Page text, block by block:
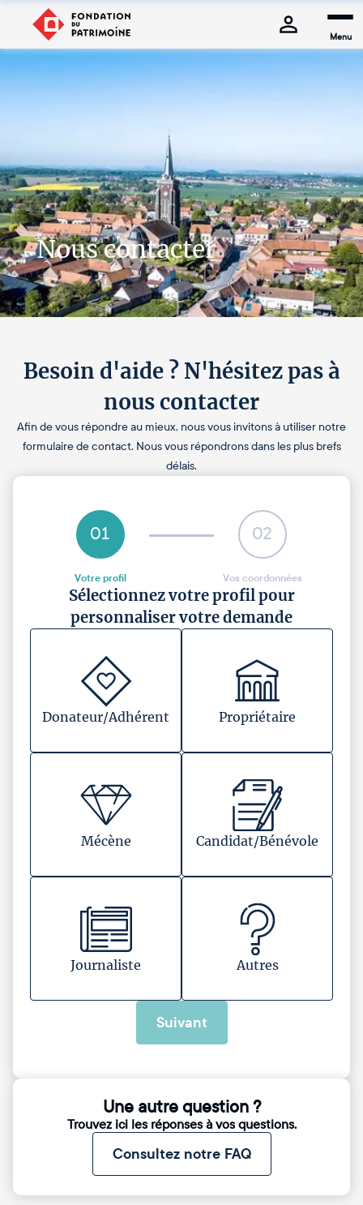
Menu
Nous contacter
Besoin d'aide ? N'hésitez pas à
nous contacter
Afin de vous répondre au mieux, nous vous invitons à utiliser notre
formulaire de contact. Nous vous répondrons dans les plus brefs
délais.
01
Votre profil
02
Vos coordonnées
Sélectionnez votre profil pour
personnaliser votre demande
Donateur/Adhérent Propriétaire
Mécène Candidat/Bénévole
Journaliste Autres
Suivant
Une autre question ?
Trouvez ici les réponses à vos questions.
Consultez notre FAQ